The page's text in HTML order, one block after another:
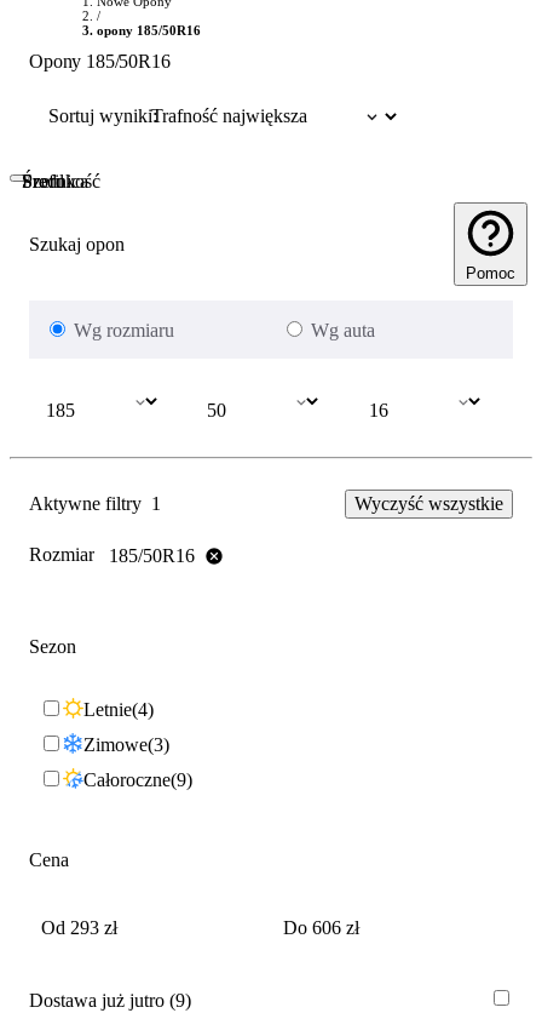
/
opony 185/50R16
Opony 185/50R16
Sortuj wyniki:
Szukaj opon
Pomoc
Wg rozmiaru Wg auta
Szerokość
Profil
Średnica
Aktywne filtry 1 Wyczyść wszystkie
Rozmiar 185/50R16
Sezon
Letnie 4
Zimowe 3
Całoroczne 9
Cena
Dostawa już jutro 9